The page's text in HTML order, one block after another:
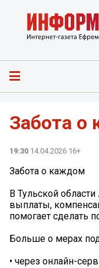
Забота о
19:30 14.04.2026 16+
Забота о каждом
В Тульской
выплаты,
помогает сделать
Больше о мерах
• через онлайн-